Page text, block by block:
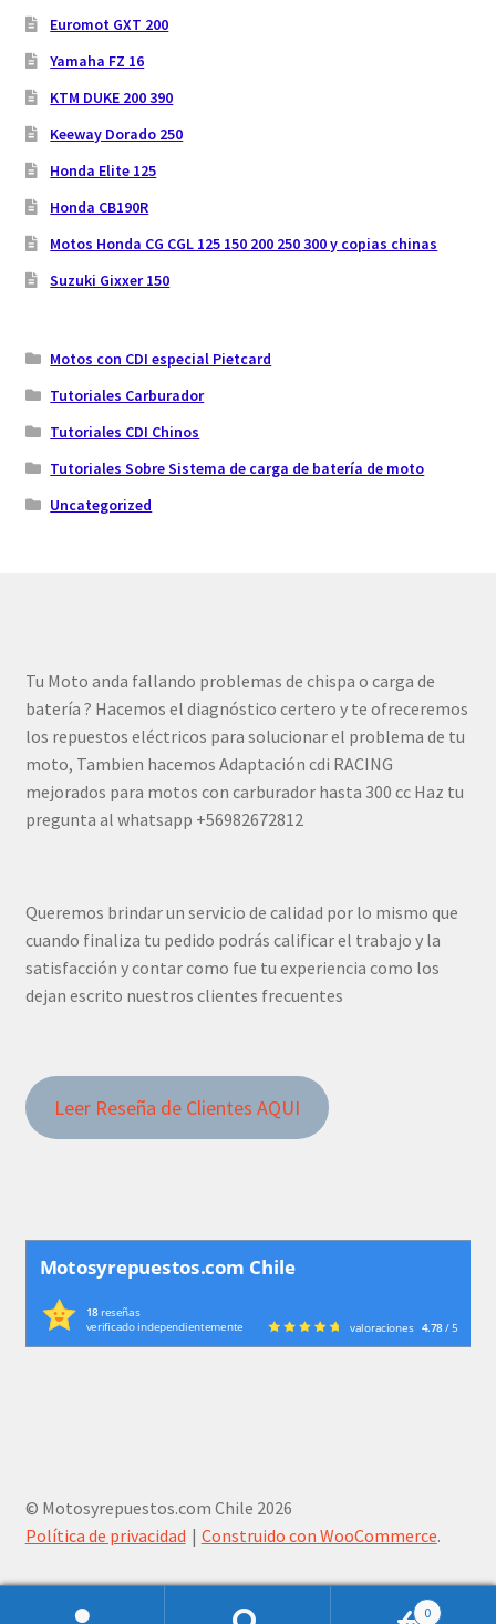
Euromot GXT 200
Yamaha FZ 16
KTM DUKE 200 390
Keeway Dorado 250
Honda Elite 125
Honda CB190R
Motos Honda CG CGL 125 150 200 250 300 y copias chinas
Suzuki Gixxer 150
Motos con CDI especial Pietcard
Tutoriales Carburador
Tutoriales CDI Chinos
Tutoriales Sobre Sistema de carga de batería de moto
Uncategorized
Tu Moto anda fallando problemas de chispa o carga de
batería ? Hacemos el diagnóstico certero y te ofreceremos
los repuestos eléctricos para solucionar el problema de tu
moto, Tambien hacemos Adaptación cdi RACING
mejorados para motos con carburador hasta 300 cc Haz tu
pregunta al whatsapp +56982672812
Queremos brindar un servicio de calidad por lo mismo que
cuando finaliza tu pedido podrás calificar el trabajo y la
satisfacción y contar como fue tu experiencia como los
dejan escrito nuestros clientes frecuentes
Leer Reseña de Clientes AQUI
Motosyrepuestos.com Chile
18reseñas
verificado independientemente
valoraciones 4.78/ 5
© Motosyrepuestos.com Chile 2026
Política de privacidad
Construido con WooCommerce.
0